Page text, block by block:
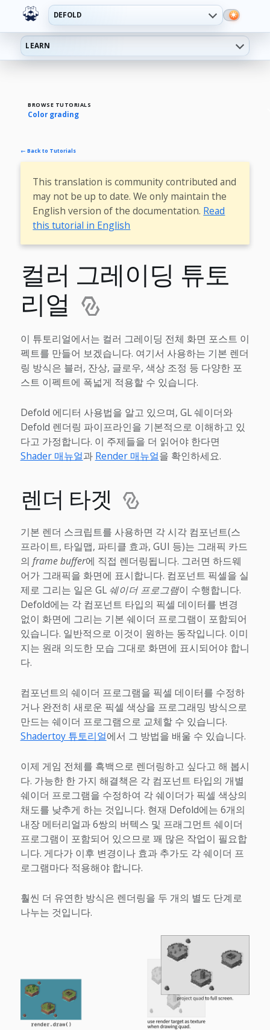
DEFOLD
LEARN
BROWSE TUTORIALS
Color grading
← Back to Tutorials
This translation is community contributed and
may not be up to date. We only maintain the
English version of the documentation. Read
this tutorial in English
컬러 그레이딩 튜토
리얼
이 튜토리얼에서는 컬러 그레이딩 전체 화면 포스트 이
펙트를 만들어 보겠습니다. 여기서 사용하는 기본 렌더
링 방식은 블러, 잔상, 글로우, 색상 조정 등 다양한 포
스트 이펙트에 폭넓게 적용할 수 있습니다.
Defold 에디터 사용법을 알고 있으며, GL 쉐이더와
Defold 렌더링 파이프라인을 기본적으로 이해하고 있
다고 가정합니다. 이 주제들을 더 읽어야 한다면
Shader 매뉴얼과 Render 매뉴얼을 확인하세요.
렌더 타겟
기본 렌더 스크립트를 사용하면 각 시각 컴포넌트(스
프라이트, 타일맵, 파티클 효과, GUI 등)는 그래픽 카드
의 frame buffer에 직접 렌더링됩니다. 그러면 하드웨
어가 그래픽을 화면에 표시합니다. 컴포넌트 픽셀을 실
제로 그리는 일은 GL 쉐이더 프로그램이 수행합니다.
Defold에는 각 컴포넌트 타입의 픽셀 데이터를 변경
없이 화면에 그리는 기본 쉐이더 프로그램이 포함되어
있습니다. 일반적으로 이것이 원하는 동작입니다. 이미
지는 원래 의도한 모습 그대로 화면에 표시되어야 합니
다.
컴포넌트의 쉐이더 프로그램을 픽셀 데이터를 수정하
거나 완전히 새로운 픽셀 색상을 프로그래밍 방식으로
만드는 쉐이더 프로그램으로 교체할 수 있습니다.
Shadertoy 튜토리얼에서 그 방법을 배울 수 있습니다.
이제 게임 전체를 흑백으로 렌더링하고 싶다고 해 봅시
다. 가능한 한 가지 해결책은 각 컴포넌트 타입의 개별
쉐이더 프로그램을 수정하여 각 쉐이더가 픽셀 색상의
채도를 낮추게 하는 것입니다. 현재 Defold에는 6개의
내장 메터리얼과 6쌍의 버텍스 및 프래그먼트 쉐이더
프로그램이 포함되어 있으므로 꽤 많은 작업이 필요합
니다. 게다가 이후 변경이나 효과 추가도 각 쉐이더 프
로그램마다 적용해야 합니다.
훨씬 더 유연한 방식은 렌더링을 두 개의 별도 단계로
나누는 것입니다.